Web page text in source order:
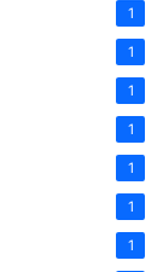
1
1
1
1
1
1
1